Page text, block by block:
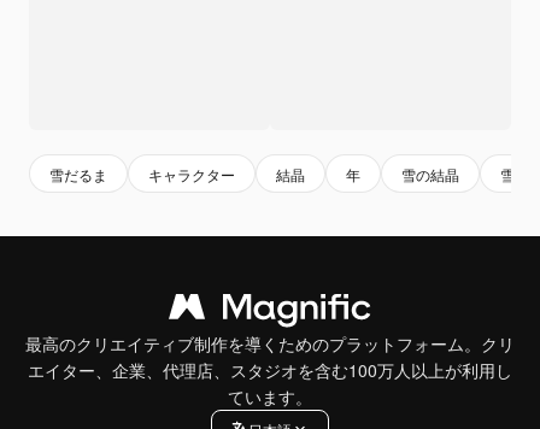
雪だるま キャラクター 結晶 年 雪の結晶 雪
最高のクリエイティブ制作を導くためのプラットフォーム。クリ
エイター、企業、代理店、スタジオを含む100万人以上が利用し
ています。